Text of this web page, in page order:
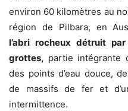
environ 60 kilomètres au
région de Pilbara, en
l’abri rocheux détruit
grottes, partie intégrante
des points d’eau douce,
de massifs de fer et
intermittence.